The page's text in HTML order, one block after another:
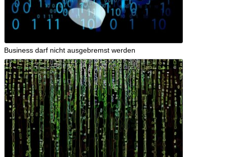
Business darf nicht ausgebremst werden